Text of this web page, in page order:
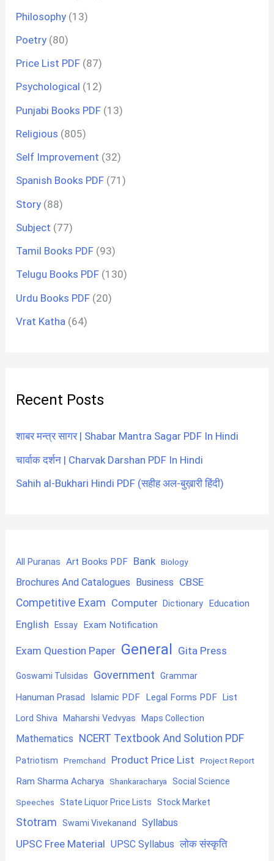
Philosophy (13)
Poetry (80)
Price List PDF (87)
Psychological (12)
Punjabi Books PDF (13)
Religious (805)
Self Improvement (32)
Spanish Books PDF (71)
Story (88)
Subject (77)
Tamil Books PDF (93)
Telugu Books PDF (130)
Urdu Books PDF (20)
Vrat Katha (64)
Recent Posts
शाबर मन्त्र सागर | Shabar Mantra Sagar PDF In Hindi
चार्वाक दर्शन | Charvak Darshan PDF In Hindi
Sahih al-Bukhari Hindi PDF (सहीह अल-बुख़ारी हिंदी)
All Puranas Art Books PDF Bank Biology
Brochures And Catalogues Business CBSE
Competitive Exam Computer Dictionary Education
English Essay Exam Notification
Exam Question Paper General Gita Press
Goswami Tulsidas Government Grammar
Hanuman Prasad Islamic PDF Legal Forms PDF List
Lord Shiva Maharshi Vedvyas Maps Collection
Mathematics NCERT Textbook And Solution PDF
Patriotism Premchand Product Price List Project Report
Ram Sharma Acharya Shankaracharya Social Science
Speeches State Liquor Price Lists Stock Market
Stotram Swami Vivekanand Syllabus
UPSC Free Material UPSC Syllabus लोक संस्कृति